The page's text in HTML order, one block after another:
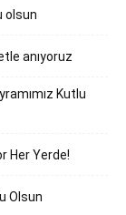
olsun
anıyoruz
Kutlu
Her Yerde!
Olsun